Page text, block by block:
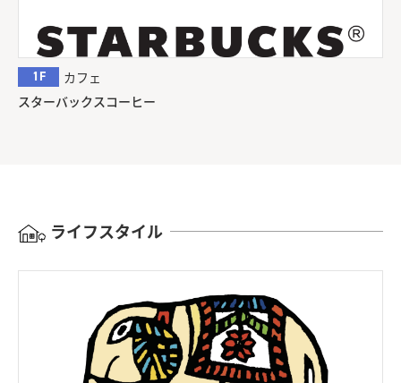
1F
カフェ
スターバックスコーヒー
ライフスタイル